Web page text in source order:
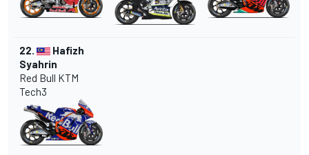
22.
Hafizh
Syahrin
Red Bull KTM
Tech3